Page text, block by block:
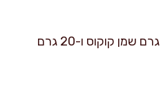
הכנת השטרויזל (אם אוהבים): בקערה בינונית מערבבים 40 גרם קמח, 30 גרם סוכר חום, 25 גרם שמן קוקוס ו-20 גרם